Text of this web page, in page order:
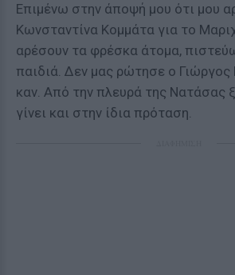
Επιμένω στην άποψή μου ότι μου
Κωνσταντίνα Κομμάτα για το
αρέσουν τα φρέσκα άτομα,
παιδιά. Δεν μας ρώτησε ο Γιώργος
καν. Από την πλευρά της Νατάσας
γίνει και στην ίδια πρόταση.